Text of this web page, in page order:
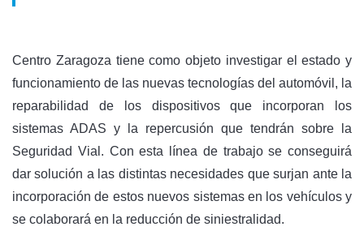
Centro Zaragoza tiene como objeto investigar el estado y
funcionamiento de las nuevas tecnologías del automóvil, la
reparabilidad de los dispositivos que incorporan los
sistemas ADAS y la repercusión que tendrán sobre la
Seguridad Vial. Con esta línea de trabajo se conseguirá
dar solución a las distintas necesidades que surjan ante la
incorporación de estos nuevos sistemas en los vehículos y
se colaborará en la reducción de siniestralidad.